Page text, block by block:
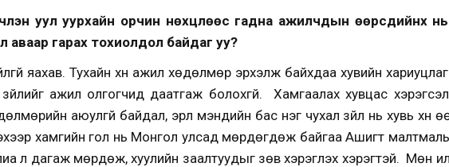
уул уурхайн орчин нөхцлөөс гадна ажилчдын өөрсдийнх нь
аваар гарах тохиолдол байдаг уу?
яахав. Тухайн хүн ажил хөдөлмөр эрхэлж байхдаа хувийн
зүйлийг ажил олгогчид даатгаж болохгүй. Хамгаалах хувцас хэрэгсэл
аюулгүй байдал, эрүүл мэндийн бас нэг чухал зүйл нь хувь
хамгийн гол нь Монгол улсад мөрдөгдөж байгаа Ашигт
л дагаж мөрдөж, хуулийн заалтуудыг зөв хэрэглэх хэрэгтэй. Мөн